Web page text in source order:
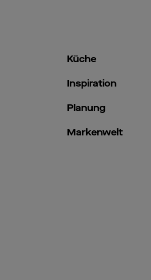
Küche
Inspiration
Planung
Markenwelt